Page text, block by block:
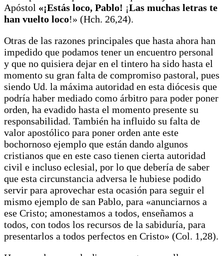
Apóstol «¡Estás loco, Pablo! ¡Las muchas letras te
han vuelto loco!» (Hch. 26,24).
Otras de las razones principales que hasta ahora han
impedido que podamos tener un encuentro personal
y que no quisiera dejar en el tintero ha sido hasta el
momento su gran falta de compromiso pastoral, pues
siendo Ud. la máxima autoridad en esta diócesis que
podría haber mediado como árbitro para poder poner
orden, ha evadido hasta el momento presente su
responsabilidad. También ha influido su falta de
valor apostólico para poner orden ante este
bochornoso ejemplo que están dando algunos
cristianos que en este caso tienen cierta autoridad
civil e incluso eclesial, por lo que debería de saber
que esta circunstancia adversa le hubiese podido
servir para aprovechar esta ocasión para seguir el
mismo ejemplo de san Pablo, para «anunciarnos a
ese Cristo; amonestamos a todos, enseñamos a
todos, con todos los recursos de la sabiduría, para
presentarlos a todos perfectos en Cristo» (Col. 1,28).